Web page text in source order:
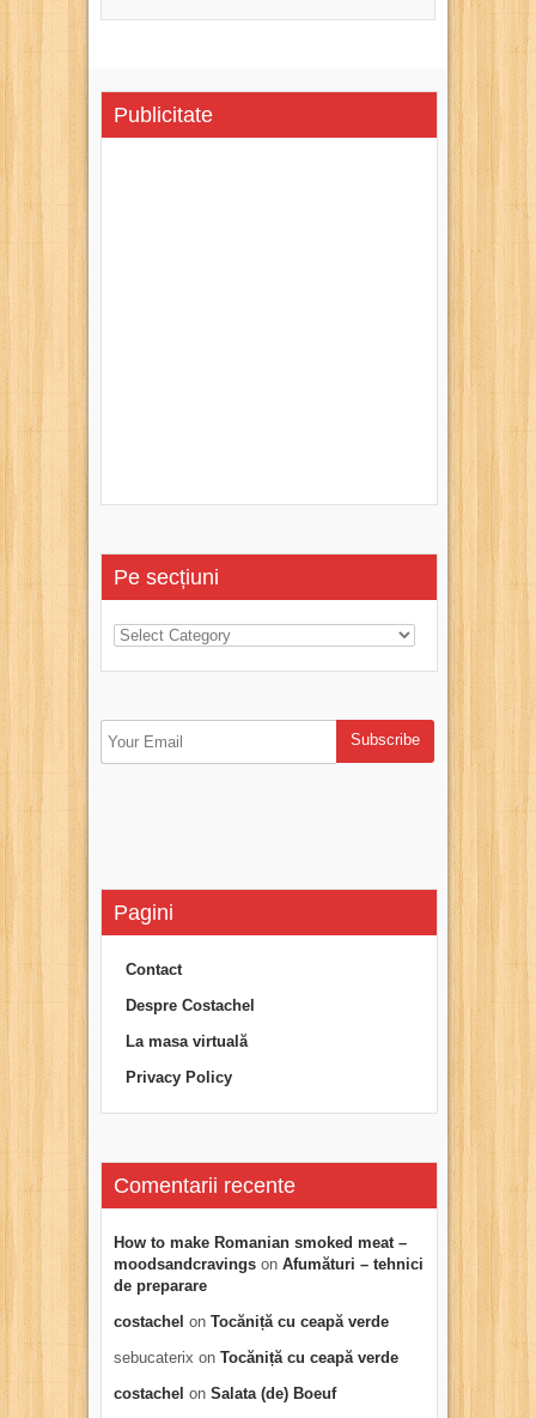
Publicitate
Pe secțiuni
Pagini
Contact
Despre Costachel
La masa virtuală
Privacy Policy
Comentarii recente
How to make Romanian smoked meat –
moodsandcravings on Afumături – tehnici
de preparare
costachel on Tocăniță cu ceapă verde
sebucaterix on Tocăniță cu ceapă verde
costachel on Salata (de) Boeuf